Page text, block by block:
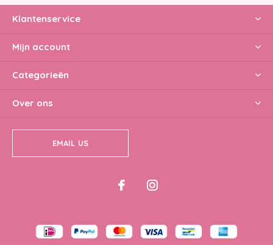
Klantenservice
Mijn account
Categorieën
Over ons
EMAIL US